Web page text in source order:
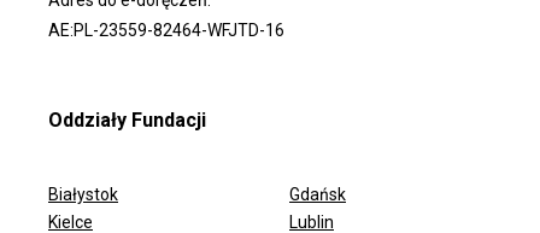
AE:PL-23559-82464-WFJTD-16
Oddziały Fundacji
Białystok
Gdańsk
Kielce
Lublin